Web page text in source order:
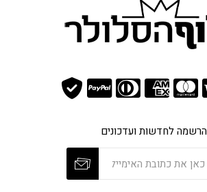
הרשמה לחדשות ועדכונים